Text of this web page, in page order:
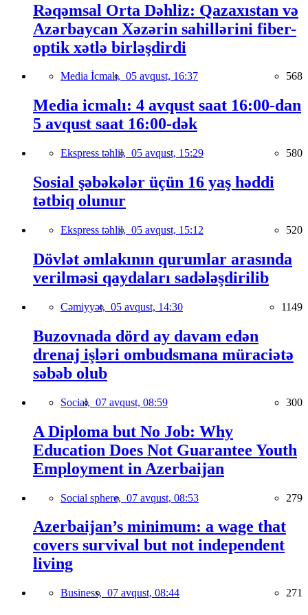
Rəqəmsal Orta Dəhliz: Qazaxıstan və
Azərbaycan Xəzərin sahillərini fiber-
optik xətlə birləşdirdi
Media İcmalı, 05 avqust, 16:37 568
Media icmalı: 4 avqust saat 16:00-dan
5 avqust saat 16:00-dək
Ekspress təhlil, 05 avqust, 15:29 580
Sosial şəbəkələr üçün 16 yaş həddi
tətbiq olunur
Ekspress təhlil, 05 avqust, 15:12 520
Dövlət əmlakının qurumlar arasında
verilməsi qaydaları sadələşdirilib
Cəmiyyət, 05 avqust, 14:30 1149
Buzovnada dörd ay davam edən
drenaj işləri ombudsmana müraciətə
səbəb olub
Social, 07 avqust, 08:59 300
A Diploma but No Job: Why
Education Does Not Guarantee Youth
Employment in Azerbaijan
Social sphere, 07 avqust, 08:53 279
Azerbaijan’s minimum: a wage that
covers survival but not independent
living
Business, 07 avqust, 08:44 271